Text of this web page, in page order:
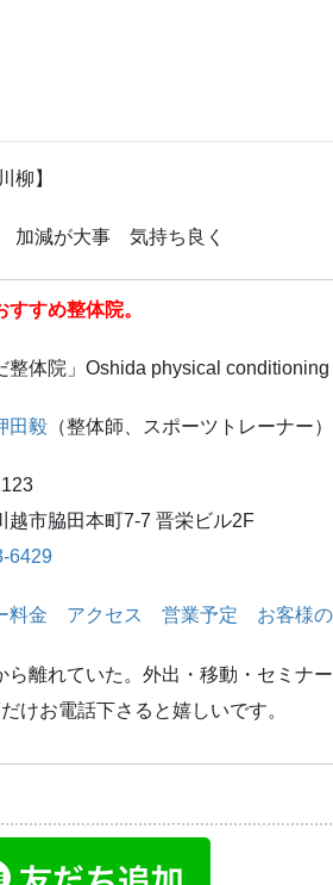
柳】
加減が大事 気持ち良く
すすめ整体院。
整体院」Oshida physical conditioning
田毅 （整体師、スポーツトレーナー）
越市脇田本町7-7 晋栄ビル2F
6429
料金 アクセス 営業予定 お客様
離れていた。外出・移動・セミナ
けお電話下さると嬉しいです。